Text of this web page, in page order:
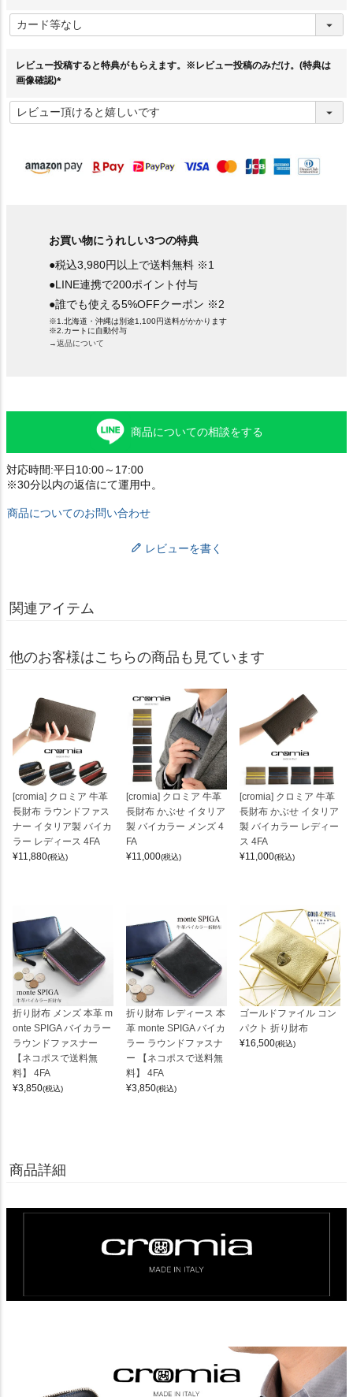
必
須
レビュー投稿すると特典がもらえます。※レビュー投稿のみだけ。(特典は
画像確認)
必
須
お買い物にうれしい3つの特典
●税込3,980円以上で送料無料 ※1
●LINE連携で200ポイント付与
●誰でも使える5%OFFクーポン ※2
※1.北海道・沖縄は別途1,100円送料がかかります
※2.カートに自動付与
→返品について
商品についての相談をする
対応時間:平日10:00～17:00
※30分以内の返信にて運用中。
商品についてのお問い合わせ
レビューを書く
関連アイテム
他のお客様はこちらの商品も見ています
[cromia] クロミア 牛革
長財布 ラウンドファス
ナー イタリア製 バイカ
ラー レディース 4FA
¥11,880(税込)
[cromia] クロミア 牛革
長財布 かぶせ イタリア
製 バイカラー メンズ 4
FA
¥11,000(税込)
[cromia] クロミア 牛革
長財布 かぶせ イタリア
製 バイカラー レディー
ス 4FA
¥11,000(税込)
折り財布 メンズ 本革 m
onte SPIGA バイカラー
ラウンドファスナー
【ネコポスで送料無
料】 4FA
¥3,850(税込)
折り財布 レディース 本
革 monte SPIGA バイカ
ラー ラウンドファスナ
ー 【ネコポスで送料無
料】 4FA
¥3,850(税込)
ゴールドファイル コン
パクト 折り財布
¥16,500(税込)
商品詳細